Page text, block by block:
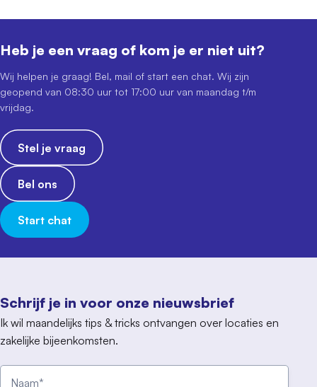
Schrijf je in voor onze nieuwsbrief
Ik wil maandelijks tips & tricks ontvangen over locaties en
zakelijke bijeenkomsten.
Heb je een vraag of kom je er niet uit?
Wij helpen je graag! Bel, mail of start een chat. Wij zijn
geopend van 08:30 uur tot 17:00 uur van maandag t/m
vrijdag.
Stel je vraag
Bel ons
Start chat